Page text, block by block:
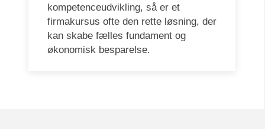
kompetenceudvikling, så er et
firmakursus ofte den rette løsning, der
kan skabe fælles fundament og
økonomisk besparelse.